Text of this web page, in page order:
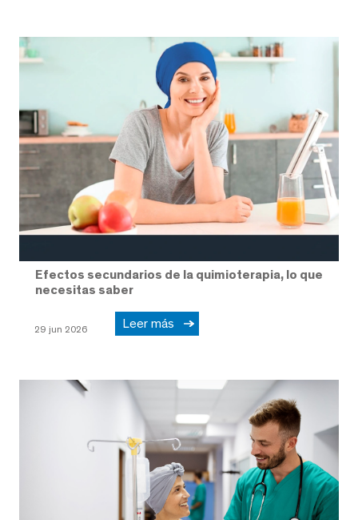
Efectos secundarios de la quimioterapia, lo que
necesitas saber
29 jun 2026 Leer más